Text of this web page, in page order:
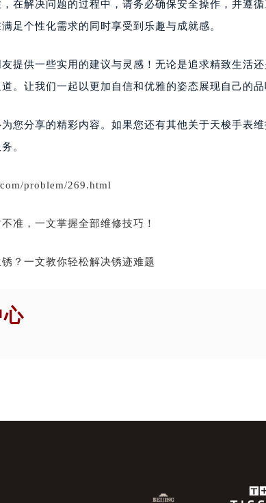
在解决问题的过程中，请务必确保安全操作，并遵
足个性化需求的同时享受到乐趣与成就感。
提供一些实用的建议与灵感！无论是追求精致生活
。让我们一起以更加自信和优雅的姿态展现自己的品
为您分享的精彩内容。如果您还有其他关于天梭手表
。
problem/269.html
准，一文掌握全部维修技巧！
？一文教你轻松解决锈迹难题
心